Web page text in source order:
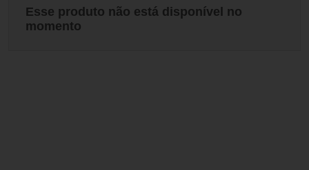
Esse produto não está disponível no
momento